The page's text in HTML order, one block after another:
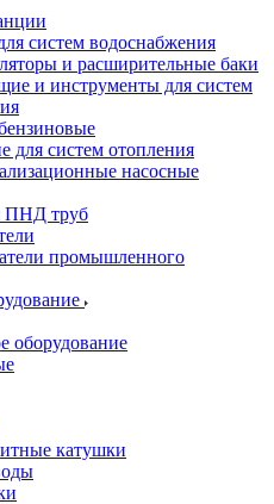
систем водоснабжения
и расширительные баки
и инструменты для систем
для систем отопления
насосные
ПНД труб
промышленного
оборудование
катушки